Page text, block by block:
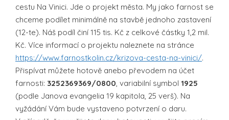
cestu Na Vinici. Jde o projekt města. My jako farnost se
chceme podílet minimálně na stavbě jednoho zastavení
(12-te). Náš podíl činí 115 tis. Kč z celkové částky 1,2 mil.
Kč. Více informací o projektu naleznete na stránce
https://www.farnostkolin.cz/krizova-cesta-na-vinici/.
Přispívat můžete hotově anebo převodem na účet
farnosti: 3252369369/0800, variabilní symbol 1925
(podle Janova evangelia 19 kapitola, 25 verš). Na
vyžádání Vám bude vystaveno potvrzení o daru.